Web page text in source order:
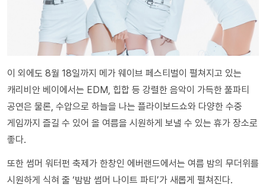
이 외에도 8월 18일까지 메가 웨이브 페스티벌이 펼쳐지고 있는
캐리비안 베이에서는 EDM, 힙합 등 강렬한 음악이 가득한 풀파티
공연은 물론, 수압으로 하늘을 나는 플라이보드쇼와 다양한 수중
게임까지 즐길 수 있어 올 여름을 시원하게 보낼 수 있는 휴가 장소로
좋다.
또한 썸머 워터펀 축제가 한창인 에버랜드에서는 여름 밤의 무더위를
시원하게 식혀 줄 ‘밤밤 썸머 나이트 파티’가 새롭게 펼쳐진다.